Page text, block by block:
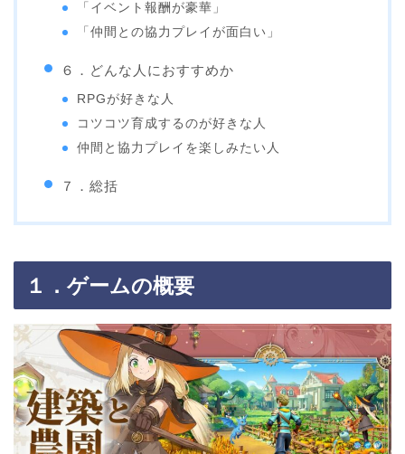
「イベント報酬が豪華」
「仲間との協力プレイが面白い」
６．どんな人におすすめか
RPGが好きな人
コツコツ育成するのが好きな人
仲間と協力プレイを楽しみたい人
７．総括
１．ゲームの概要